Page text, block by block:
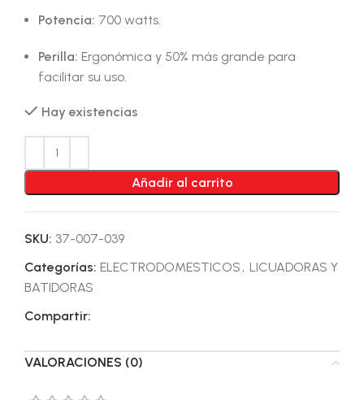
Potencia: 700 watts.
Perilla: Ergonómica y 50% más grande para
facilitar su uso.
Hay existencias
Añadir al carrito
SKU: 37-007-039
Categorías: ELECTRODOMESTICOS , LICUADORAS Y
BATIDORAS
Compartir:
VALORACIONES (0)